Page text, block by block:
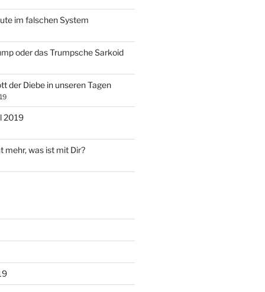
im falschen System
oder das Trumpsche Sarkoid
der Diebe in unseren Tagen
2019
mehr, was ist mit Dir?